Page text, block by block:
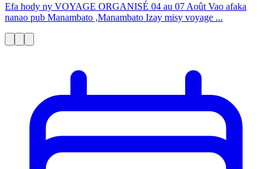
Efa hody ny VOYAGE ORGANISÉ 04 au 07 Août Vao afaka
nanao pub Manambato ,Manambato Izay misy voyage ...